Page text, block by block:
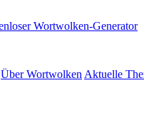
Über Wortwolken Aktuelle